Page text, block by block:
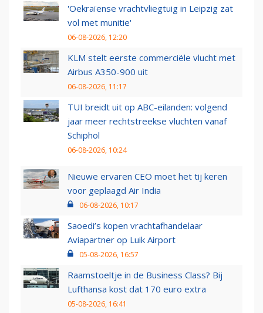
'Oekraïense vrachtvliegtuig in Leipzig zat
vol met munitie'
06-08-2026, 12:20
KLM stelt eerste commerciële vlucht met
Airbus A350-900 uit
06-08-2026, 11:17
TUI breidt uit op ABC-eilanden: volgend
jaar meer rechtstreekse vluchten vanaf
Schiphol
06-08-2026, 10:24
Nieuwe ervaren CEO moet het tij keren
voor geplaagd Air India
06-08-2026, 10:17
Saoedi’s kopen vrachtafhandelaar
Aviapartner op Luik Airport
05-08-2026, 16:57
Raamstoeltje in de Business Class? Bij
Lufthansa kost dat 170 euro extra
05-08-2026, 16:41